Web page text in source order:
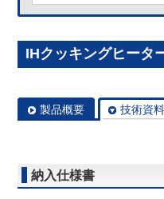
IHクッキングヒータ
製品概要 技術資料
納入仕様書